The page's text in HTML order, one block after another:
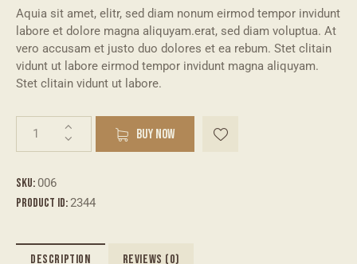
Aquia sit amet, elitr, sed diam nonum eirmod tempor invidunt
labore et dolore magna aliquyam.erat, sed diam voluptua. At
vero accusam et justo duo dolores et ea rebum. Stet clitain
vidunt ut labore eirmod tempor invidunt magna aliquyam.
Stet clitain vidunt ut labore.
BUY NOW
SKU: 006
Product ID:2344
DESCRIPTION REVIEWS (0)